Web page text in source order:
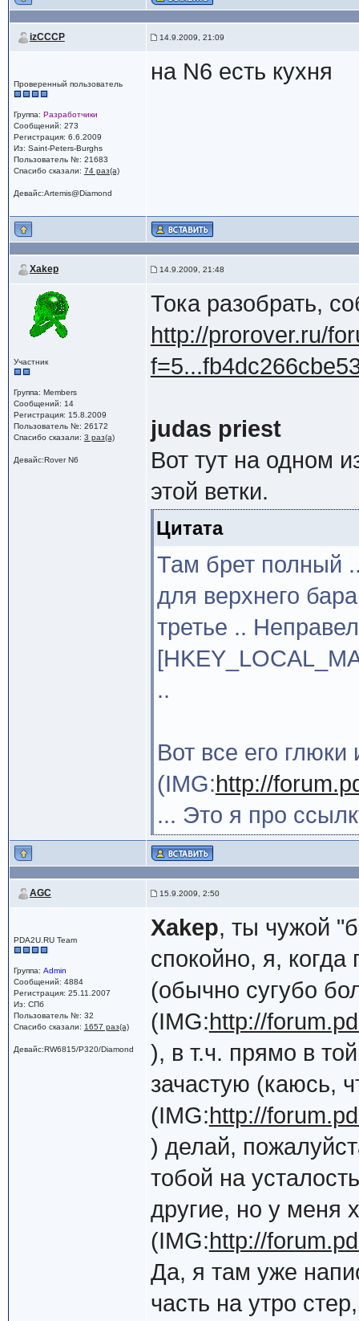
izCCCP 14.9.2009, 21:09
Проверенный пользователь
Группа: Разработчики
Сообщений: 273
Регистрация: 6.6.2009
Из: Saint-Peters-Burghs
Пользователь №: 21683
Спасибо сказали: 74 раз(а)
Девайс:Artemis@Diamond
на N6 есть кухня
Xakep 14.9.2009, 21:48
Участник
Группа: Members
Сообщений: 14
Регистрация: 15.8.2009
Пользователь №: 26172
Спасибо сказали: 3 раз(а)
Девайс:Rover N6
Тока разобрать,
http://prorover.ru/
judas priest
Вот тут на одном
этой ветки.
Цитата
Там брет полный
для верхнего
третье ..
..
Вот все его глюки
(IMG:http://
... Это я про
AGC 15.9.2009, 2:50
PDA2U.RU Team
Группа: Admin
Сообщений: 4884
Регистрация: 25.11.2007
Из: СПб
Пользователь №: 32
Спасибо сказали: 1657 раз(а)
Девайс:RW6815/P320/Diamond
Xakep, ты чужой
спокойно, я,
(обычно сугубо
(IMG:http://
), в т.ч. прямо в
зачастую (каюсь,
(IMG:http://
) делай,
тобой на
другие, но у меня
(IMG:http://
Да, я там уже
часть на утро